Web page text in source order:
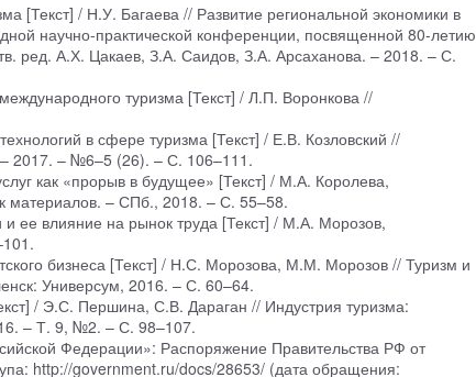
[Текст] / Н.У. Багаева // Развитие региональной экономики в
научно-практической конференции, посвященной 80-летию
ред. А.Х. Цакаев, З.А. Саидов, З.А. Арсаханова. – 2018. – С.
туризма [Текст] / Л.П. Воронкова //
в сфере туризма [Текст] / Е.В. Козловский //
2017. – №6–5 (26). – С. 106–111.
как «прорыв в будущее» [Текст] / М.А. Королева,
материалов. – СПб., 2018. – С. 55–58.
ее влияние на рынок труда [Текст] / М.А. Морозов,
бизнеса [Текст] / Н.С. Морозова, М.М. Морозов // Туризм и
Универсум, 2016. – С. 60–64.
/ Э.С. Першина, С.В. Дараган // Индустрия туризма:
– Т. 9, №2. – С. 98–107.
Федерации»: Распоряжение Правительства РФ от
http://government.ru/docs/28653/ (дата обращения: